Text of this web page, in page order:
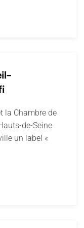
la Chambre de
de-Seine
un label «